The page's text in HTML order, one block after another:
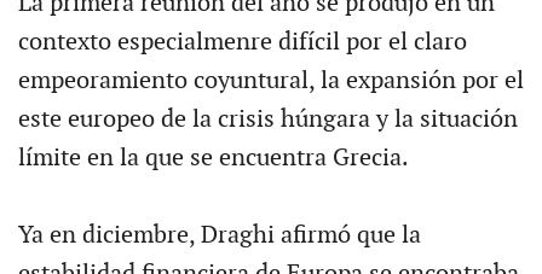
contexto especialmenre difícil por el claro
empeoramiento coyuntural, la expansión por el
este europeo de la crisis húngara y la situación
límite en la que se encuentra Grecia.
Ya en diciembre, Draghi afirmó que la